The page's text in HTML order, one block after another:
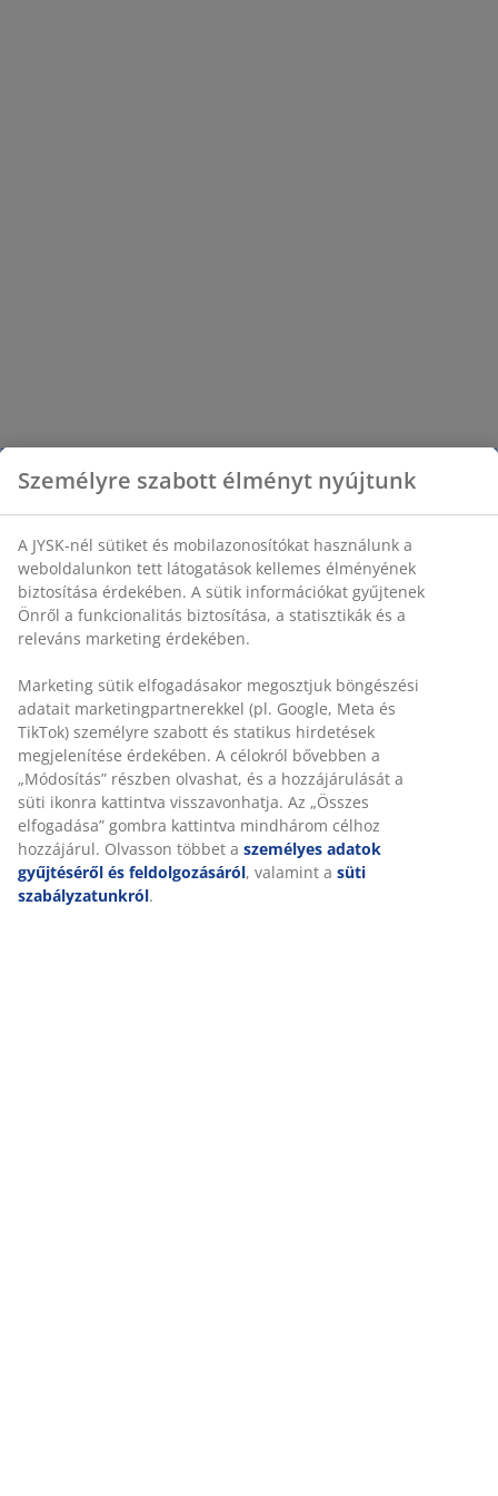
Személyre szabott élményt nyújtunk
A JYSK-nél sütiket és mobilazonosítókat használunk a
weboldalunkon tett látogatások kellemes élményének
biztosítása érdekében. A sütik információkat gyűjtenek
Önről a funkcionalitás biztosítása, a statisztikák és a
releváns marketing érdekében.
Marketing sütik elfogadásakor megosztjuk böngészési
adatait marketingpartnerekkel (pl. Google, Meta és
TikTok) személyre szabott és statikus hirdetések
megjelenítése érdekében. A célokról bővebben a
„Módosítás” részben olvashat, és a hozzájárulását a
süti ikonra kattintva visszavonhatja. Az „Összes
elfogadása” gombra kattintva mindhárom célhoz
hozzájárul. Olvasson többet a személyes adatok
gyűjtéséről és feldolgozásáról, valamint a süti
szabályzatunkról.